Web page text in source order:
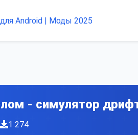
- симулятор
1 274